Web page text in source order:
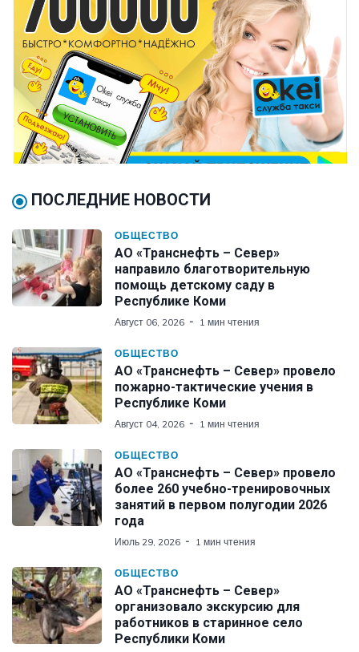
ПОСЛЕДНИЕ НОВОСТИ
ОБЩЕСТВО
АО «Транснефть – Север»
направило благотворительную
помощь детскому саду в
Республике Коми
Август 06, 2026 1 мин чтения
ОБЩЕСТВО
АО «Транснефть – Север» провело
пожарно-тактические учения в
Республике Коми
Август 04, 2026 1 мин чтения
ОБЩЕСТВО
АО «Транснефть – Север» провело
более 260 учебно-тренировочных
занятий в первом полугодии 2026
года
Июль 29, 2026 1 мин чтения
ОБЩЕСТВО
АО «Транснефть – Север»
организовало экскурсию для
работников в старинное село
Республики Коми